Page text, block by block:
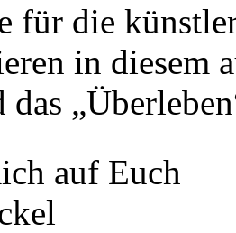
für die
in diesem
das
auf Euch